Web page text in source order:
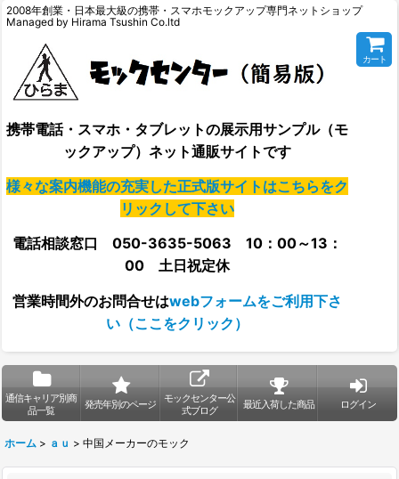
2008年創業・日本最大級の携帯・スマホモックアップ専門ネットショップ
Managed by Hirama Tsushin Co.ltd
携帯電話・スマホ・タブレットの展示用サンプル（モ
ックアップ）ネット通販サイトです
様々な案内機能の充実した正式版サイトはこちらをク
リックして下さい
電話相談窓口 050-3635-5063 10：00～13：
00 土日祝定休
営業時間外のお問合せはwebフォームをご利用下さ
い（ここをクリック）
カート
通信キャリア別商
品一覧
発売年別のページ
モックセンター公
式ブログ
最近入荷した商品 ログイン
ホーム > ａｕ > 中国メーカーのモック